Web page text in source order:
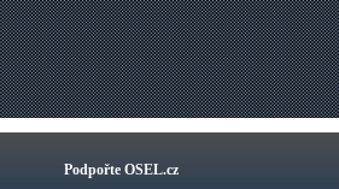
Podpořte OSEL.cz